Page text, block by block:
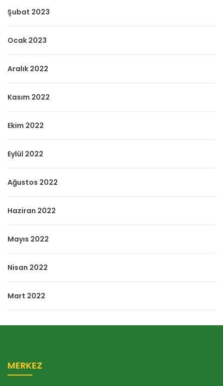
Şubat 2023
Ocak 2023
Aralık 2022
Kasım 2022
Ekim 2022
Eylül 2022
Ağustos 2022
Haziran 2022
Mayıs 2022
Nisan 2022
Mart 2022
MERKEZ